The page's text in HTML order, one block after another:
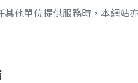
他單位提供服務時，本網站